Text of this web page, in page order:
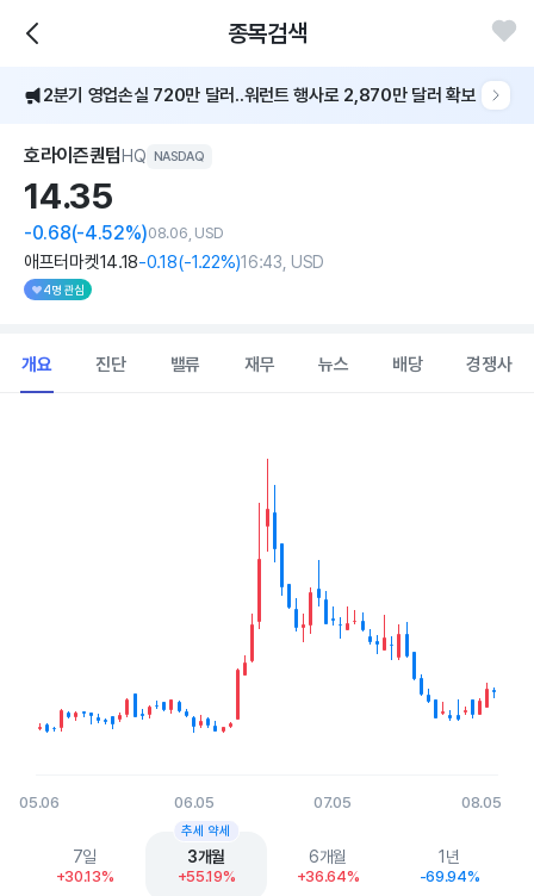
종목검색
2분기 영업손실 720만 달러..워런트 행사로 2,870만 달러 확보
호라이즌퀀텀HQ NASDAQ
14.35
-0.68(-4.52%)08.06, USD
애프터마켓14.18-0.18(-1.22%)16:43, USD
4명 관심
개요 진단 밸류 재무 뉴스 배당 경쟁사
The chart has 1 X axis displaying Time. Data ranges from
The chart has 1 Y axis displaying values. Data ranges from
05.06 06.05 07.05 08.05
End of interactive chart.
7일
+30.13%
3개월
+55.19%
추세 약세
6개월
+36.64%
1년
-69.94%